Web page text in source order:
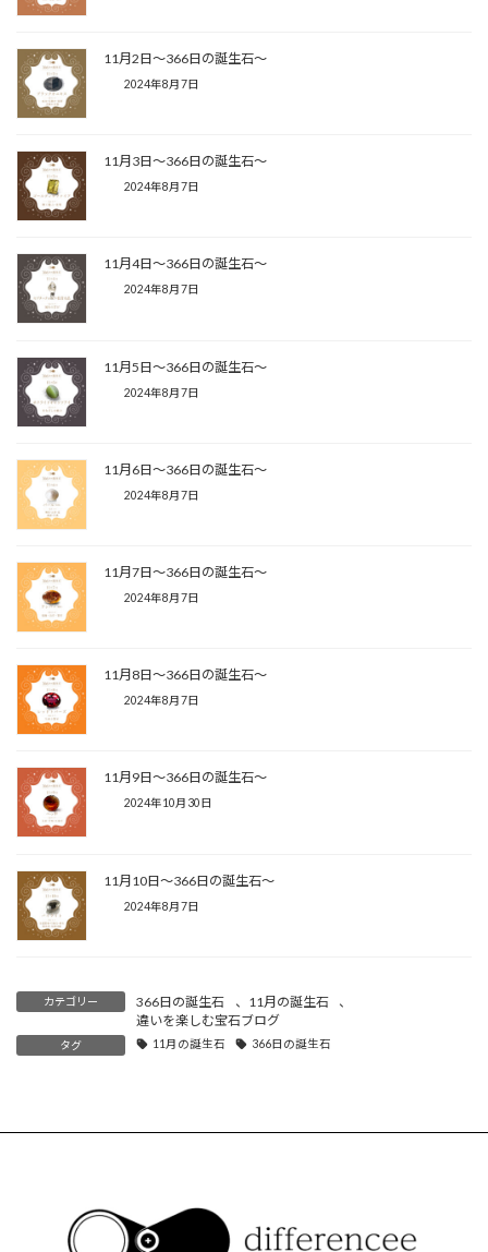
11月2日〜366日の誕生石〜
2024年8月7日
11月3日〜366日の誕生石〜
2024年8月7日
11月4日〜366日の誕生石〜
2024年8月7日
11月5日〜366日の誕生石〜
2024年8月7日
11月6日〜366日の誕生石〜
2024年8月7日
11月7日〜366日の誕生石〜
2024年8月7日
11月8日〜366日の誕生石〜
2024年8月7日
11月9日〜366日の誕生石〜
2024年10月30日
11月10日〜366日の誕生石〜
2024年8月7日
カテゴリー 366日の誕生石 、 11月の誕生石
、
違いを楽しむ宝石ブログ
タグ 11月の誕生石 366日の誕生石